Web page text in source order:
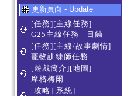
更新頁面 - Update
[任務][主線任務]
G25主線任務 - 日蝕
[任務][主線/故事劇情]
寵物訓練師任務
[遊戲簡介][地圖]
摩格梅爾
[攻略][系統]